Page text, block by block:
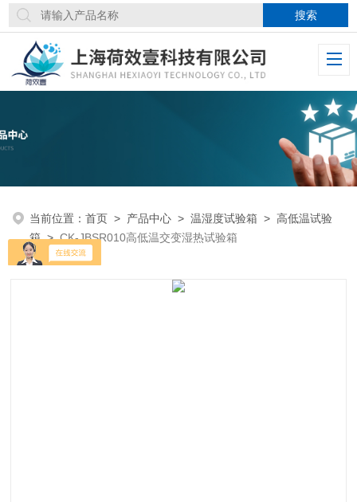
当前位置：首页 > 产品中心 >温湿度试验箱 >高低温试验
箱>CK-JBSR010高低温交变湿热试验箱